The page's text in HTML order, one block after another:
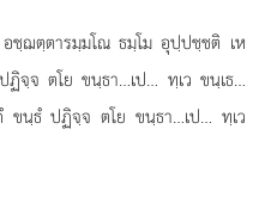
ชฺฌตฺตารมฺมโณ ธมฺโม อุปฺปชฺชติ เห
จฺจ ตโย ขนฺธา…เป… ทฺเว ขนฺเธ…
ขนฺธํ ปฏิจฺจ ตโย ขนฺธา…เป… ทฺเว